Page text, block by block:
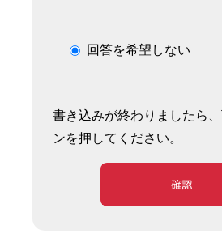
回答を希望しない
書き込みが終わりましたら
ンを押してください。
確認